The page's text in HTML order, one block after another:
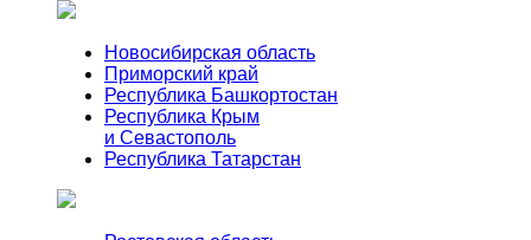
Новосибирская область
Приморский край
Республика Башкортостан
Республика Крым
и Севастополь
Республика Татарстан